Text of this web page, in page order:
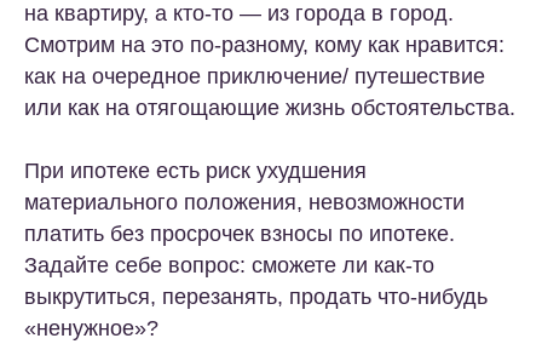
на квартиру, а кто-то — из города в город.
Смотрим на это по-разному, кому как нравится:
как на очередное приключение/ путешествие
или как на отягощающие жизнь обстоятельства.
При ипотеке есть риск ухудшения
материального положения, невозможности
платить без просрочек взносы по ипотеке.
Задайте себе вопрос: сможете ли как-то
выкрутиться, перезанять, продать что-нибудь
«ненужное»?